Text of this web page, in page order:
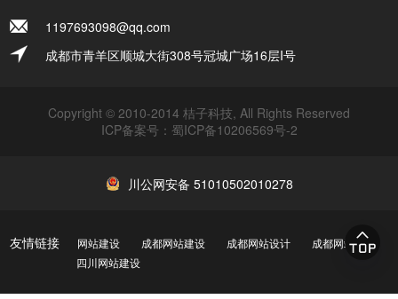
1197693098@qq.com
成都市青羊区顺城大街308号冠城广场16层I号
Copyright © 2010-2014 桔子科技, All Rights Reserved
ICP备案号： 蜀ICP备10206569号-2
川公网安备 51010502010278
友情链接 网站建设 成都网站建设 成都网站设计
成都网站制作
四川网站建设